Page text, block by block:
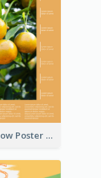
Fresh Yellow Poster Of Farm Day